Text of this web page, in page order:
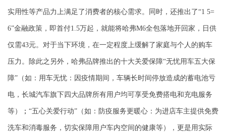
实用性等产品力上满足了消费者的核心需求。同时，还推出了“1 5=
6”金融政策，即首付1.5万起，就能将哈弗M6全包落地开回家，日供
仅需43元。对于当下环境，在一定程度上缓解了家庭与个人的购车
压力。除此之另外，哈弗品牌推出的十大关爱保障“无忧用车五大保
障”（如：用车无忧：因疫情期间，车辆长时间停放造成的蓄电池亏
电，长城汽车旗下四大品牌所有用户均可享受免费搭电和充电服务
等） ； “五心关爱行动”（如：防疫服务更暖心：为进店车主提供免费
洗车和消毒服务，切实保障用户车内空间的健康等）， 更是用实际